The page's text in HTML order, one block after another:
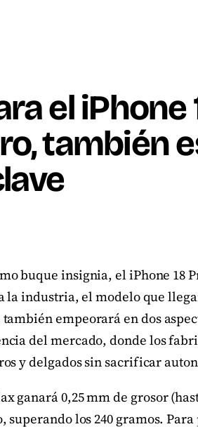
el iPhone
también
buque insignia, el iPhone 18
industria, el modelo que
empeorará en dos
del mercado, donde los
y delgados sin sacrificar
ganará 0,25 mm de grosor
superando los 240 gramos.